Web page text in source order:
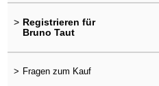
> Registrieren für
Bruno Taut
> Fragen zum Kauf